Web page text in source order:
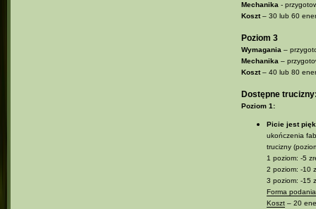
Mechanika-
Koszt– 30 lub 60
Poziom 3
Wymagania–
Mechanika–
Koszt– 40 lub 80
Dostępne
Poziom 1:
Picie jest
ukończenia
trucizny
1 poziom: -5
2 poziom: -10
3 poziom: -15
Forma
Koszt– 20